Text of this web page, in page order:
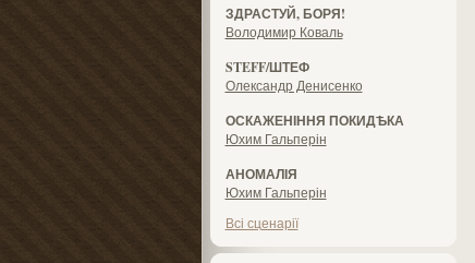
ЗДРАСТУЙ, БОРЯ!
Володимир Коваль
STEFF/ШТЕФ
Олександр Денисенко
ОСКАЖЕНІННЯ ПОКИДѢКА
Юхим Гальперін
АНОМАЛІЯ
Юхим Гальперін
Всі сценарії